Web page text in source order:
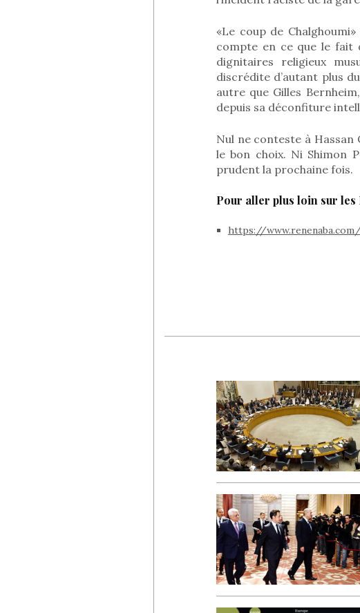
«Le coup de
compte en ce que le fait
dignitaires religieux
discrédite d’autant plus
autre que Gilles
depuis sa déconfiture
Nul ne conteste à Hassan
le bon choix. Ni Shimon
prudent la prochaine fois.
Pour aller plus loin sur
https://